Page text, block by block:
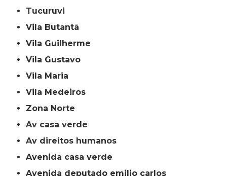
Tucuruvi
Vila Butantã
Vila Guilherme
Vila Gustavo
Vila Maria
Vila Medeiros
Zona Norte
av casa verde
av direitos humanos
avenida casa verde
avenida deputado emilio carlos